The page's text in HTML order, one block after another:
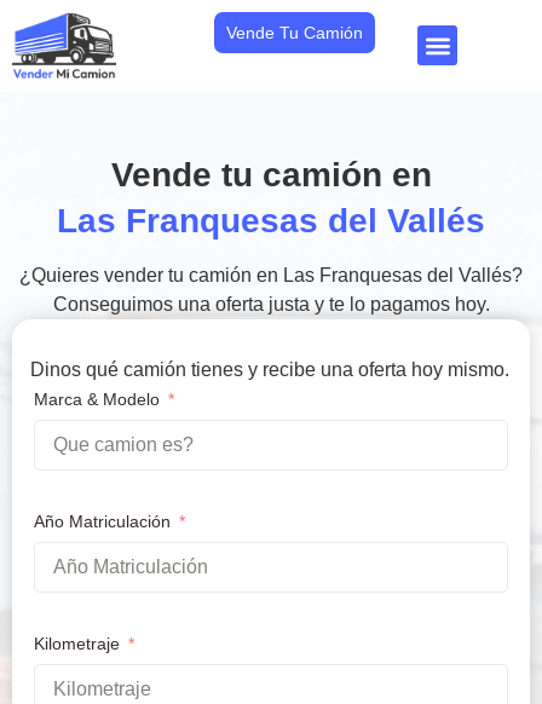
Vende Tu Camión
Vende tu camión en
Las Franquesas del Vallés
¿Quieres vender tu camión en Las Franquesas del Vallés?
Conseguimos una oferta justa y te lo pagamos hoy.
Dinos qué camión tienes y recibe una oferta hoy mismo.
Marca & Modelo
Año Matriculación
Kilometraje